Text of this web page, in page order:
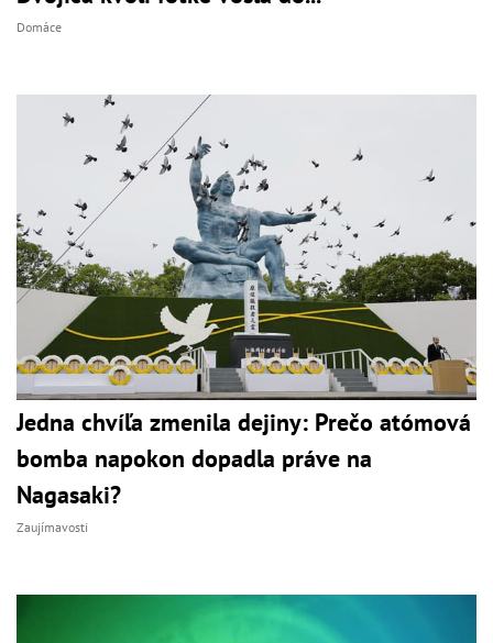
Domáce
Jedna chvíľa zmenila dejiny: Prečo atómová
bomba napokon dopadla práve na
Nagasaki?
Zaujímavosti